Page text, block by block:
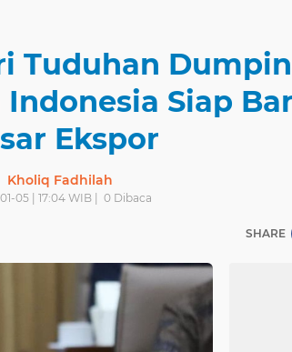
Tuduhan
Siap
Ekspor
Kholiq Fadhilah
05 | 17:04 WIB | 0Dibaca
SHARE